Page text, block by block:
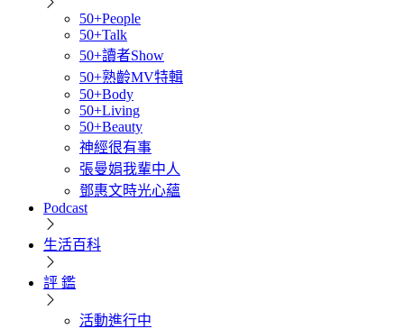
50+People
50+Talk
50+讀者Show
50+熟齡MV特輯
50+Body
50+Living
50+Beauty
神經很有事
張曼娟我輩中人
鄧惠文時光心蘊
Podcast
生活百科
評 鑑
活動進行中